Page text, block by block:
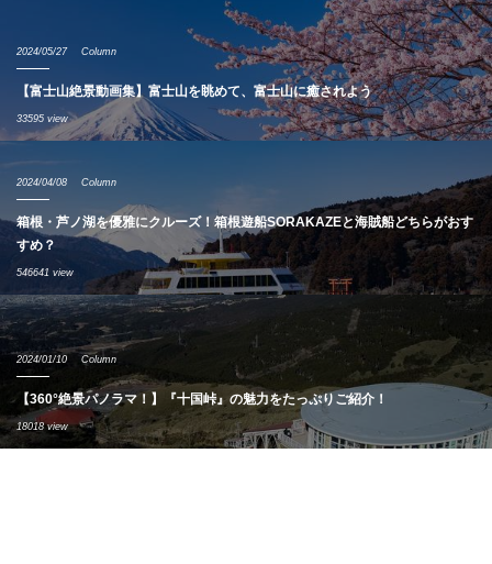
2024/05/27 Column
【富士山絶景動画集】富士山を眺めて、富士山に癒されよう
33595 view
2024/04/08 Column
箱根・芦ノ湖を優雅にクルーズ！箱根遊船SORAKAZEと海賊船どちらがおす
すめ？
546641 view
2024/01/10 Column
【360°絶景パノラマ！】『十国峠』の魅力をたっぷりご紹介！
18018 view